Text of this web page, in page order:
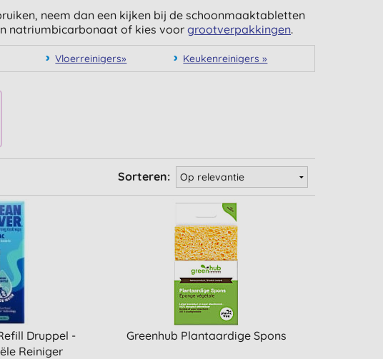
neem dan een kijken bij de schoonmaaktabletten
natriumbicarbonaat of kies voorgrootverpakkingen.
Vloerreinigers» Keukenreinigers »
Sorteren:
Druppel -
Reiniger
Greenhub Plantaardige Spons